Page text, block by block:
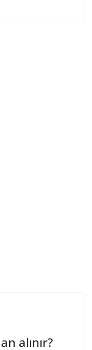
alınır?